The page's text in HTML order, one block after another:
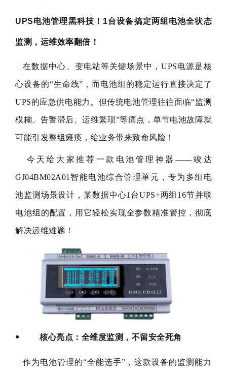
UPS电池管理黑科技！1台设备搞定两组电池全状态
监测，运维效率翻倍！
在数据中心、变电站等关键场景中，UPS电源是核
心设备的“生命线”，而电池组的稳定运行直接决定了
UPS的应急供电能力。但传统电池管理往往面临“监测
模糊、告警滞后、运维繁琐”等痛点，单节电池故障就
可能引发整组瘫痪，给业务带来致命风险！
今天给大家推荐一款电池管理神器——竣达
GJ04BM02A01智能电池综合管理单元，专为多组电
池监测场景设计，某数据中心1台UPS+两组16节并联
电池组的配置，用它轻松实现全参数精准管控，彻底
解决运维难题！
核心亮点：全维度监测，不留安全死角
作为电池管理的“全能选手”，这款设备的监测能力